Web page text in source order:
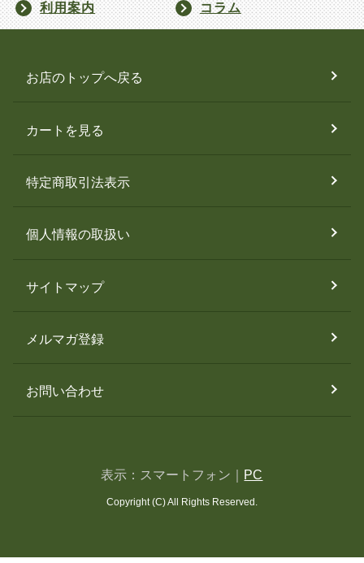
利用案内 コラム
お店のトップへ戻る
カートを見る
特定商取引法表示
個人情報の取扱い
サイトマップ
メルマガ登録
お問い合わせ
表示：スマートフォン｜ PC
Copyright (C) All Rights Reserved.